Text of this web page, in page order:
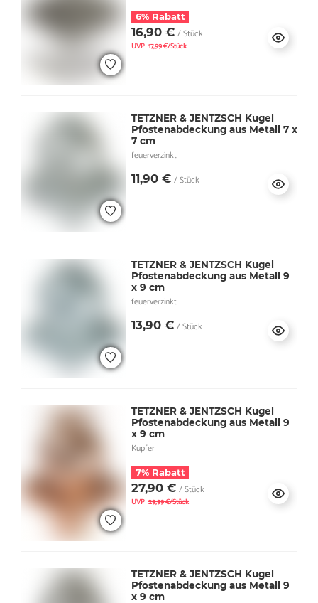
6% Rabatt
16,90 € / Stück
UVP 17,99 €/Stück
TETZNER & JENTZSCH Kugel
Pfostenabdeckung aus Metall 7 x
7 cm
feuerverzinkt
11,90 € / Stück
TETZNER & JENTZSCH Kugel
Pfostenabdeckung aus Metall 9
x 9 cm
feuerverzinkt
13,90 € / Stück
TETZNER & JENTZSCH Kugel
Pfostenabdeckung aus Metall 9
x 9 cm
Kupfer
7% Rabatt
27,90 € / Stück
UVP 29,99 €/Stück
TETZNER & JENTZSCH Kugel
Pfostenabdeckung aus Metall 9
x 9 cm